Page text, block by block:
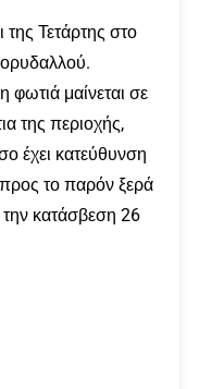
της Τετάρτης στο
μαίνεται σε
της περιοχής,
έχει κατεύθυνση
το παρόν ξερά
την κατάσβεση 26